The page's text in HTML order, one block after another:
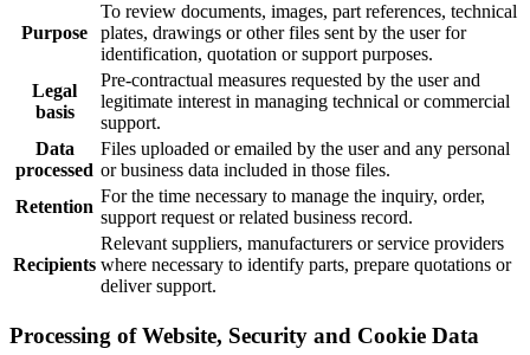
Purpose
To review documents, images, part references, technical
plates, drawings or other files sent by the user for
identification, quotation or support purposes.
Legal
basis
Pre-contractual measures requested by the user and
legitimate interest in managing technical or commercial
support.
Data
processed
Files uploaded or emailed by the user and any personal
or business data included in those files.
Retention
For the time necessary to manage the inquiry, order,
support request or related business record.
Recipients
Relevant suppliers, manufacturers or service providers
where necessary to identify parts, prepare quotations or
deliver support.
Processing of Website, Security and Cookie Data